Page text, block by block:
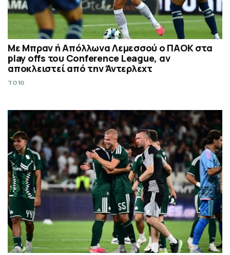
Με Μπραν ή Απόλλωνα Λεμεσσού ο ΠΑΟΚ στα
play offs του Conference League, αν
αποκλειστεί από την Άντερλεχτ
TO10